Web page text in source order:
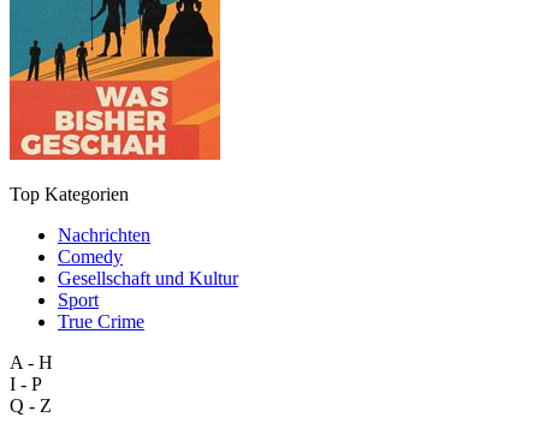
Top Kategorien
Nachrichten
Comedy
Gesellschaft und Kultur
Sport
True Crime
A - H
I - P
Q - Z